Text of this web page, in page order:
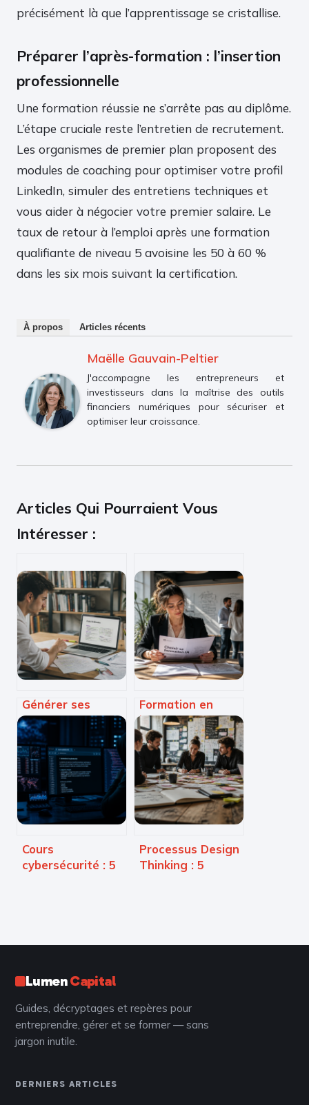
précisément là que l’apprentissage se cristallise.
Préparer l’après-formation : l’insertion
professionnelle
Une formation réussie ne s’arrête pas au diplôme.
L’étape cruciale reste l’entretien de recrutement.
Les organismes de premier plan proposent des
modules de coaching pour optimiser votre profil
LinkedIn, simuler des entretiens techniques et
vous aider à négocier votre premier salaire. Le
taux de retour à l’emploi après une formation
qualifiante de niveau 5 avoisine les 50 à 60 %
dans les six mois suivant la certification.
À propos Articles récents
Maëlle Gauvain-Peltier
J'accompagne les entrepreneurs et
investisseurs dans la maîtrise des outils
financiers numériques pour sécuriser et
optimiser leur croissance.
Articles Qui Pourraient Vous
Intéresser :
Générer ses
fiches de révision
par IA : 2 minutes
pour synthétiser
50 pages de cours
Formation en
intelligence
artificielle : 5
critères pour
choisir le parcours
adapté à votre
carrière
Cours
cybersécurité : 5
Processus Design
Thinking : 5
LumenCapital
Guides, décryptages et repères pour
entreprendre, gérer et se former — sans
jargon inutile.
DERNIERS ARTICLES